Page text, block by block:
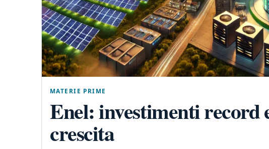
MATERIE PRIME
Enel: investimenti record
crescita